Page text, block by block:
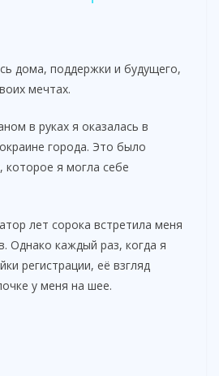
y
V
i
d
e
дома, поддержки и будущего,
мечтах.
в руках я оказалась в
города. Это было
которое я могла себе
лет сорока встретила меня
Однако каждый раз, когда я
регистрации, её взгляд
у меня на шее.